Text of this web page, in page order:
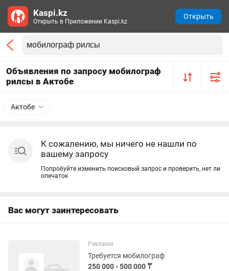
Объявления по запросу мобилограф
рилсы в Актобе
Актобе
К сожалению, мы ничего не нашли по
вашему запросу
Попробуйте изменить поисковый запрос и проверить, нет ли
опечаток
Вас могут заинтересовать
Реклама
Требуется мобилограф
250 000 - 500 000 ₸
Kaspi.kz
Открыть в Приложении Kaspi.kz
Открыть